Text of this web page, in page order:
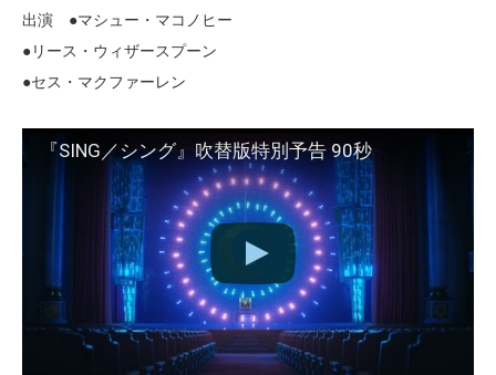
出演 ●マシュー・マコノヒー
●リース・ウィザースプーン
●セス・マクファーレン
『SING／シング』吹替版特別予告 90秒